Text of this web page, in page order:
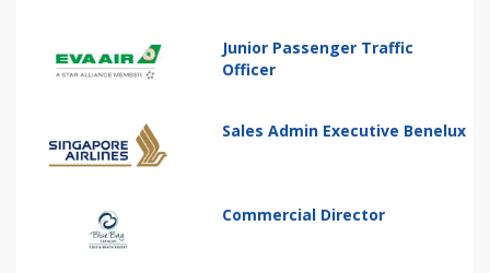
Junior Passenger Traffic
Officer
Sales Admin Executive Benelux
Commercial Director